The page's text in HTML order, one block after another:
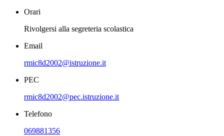
Orari
Rivolgersi alla segreteria scolastica
Email
rmic8d2002@istruzione.it
PEC
rmic8d2002@pec.istruzione.it
Telefono
069881356